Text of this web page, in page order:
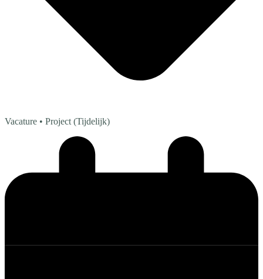
Vacature • Project (Tijdelijk)